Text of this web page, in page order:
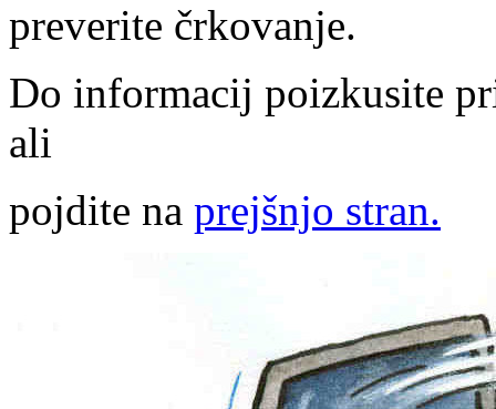
preverite črkovanje.
Do informacij poizkusite
ali
pojdite na prejšnjo stran.